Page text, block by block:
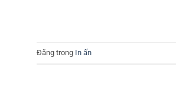
Đăng trong In ấn